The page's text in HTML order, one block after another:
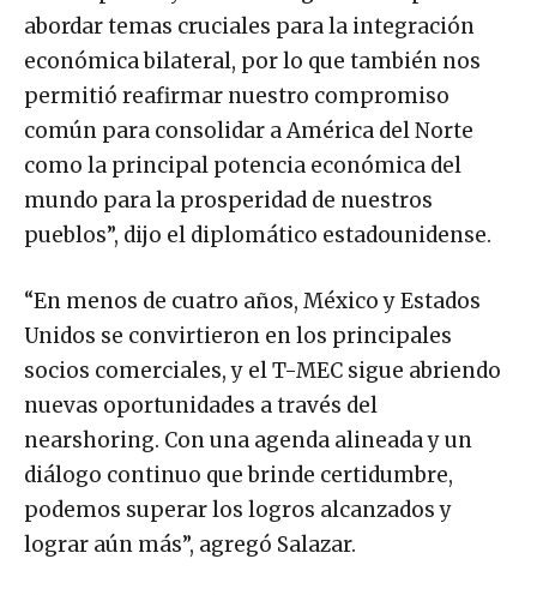
abordar temas cruciales para la integración
económica bilateral, por lo que también nos
permitió reafirmar nuestro compromiso
común para consolidar a América del Norte
como la principal potencia económica del
mundo para la prosperidad de nuestros
pueblos”, dijo el diplomático estadounidense.
“En menos de cuatro años, México y Estados
Unidos se convirtieron en los principales
socios comerciales, y el T-MEC sigue abriendo
nuevas oportunidades a través del
nearshoring. Con una agenda alineada y un
diálogo continuo que brinde certidumbre,
podemos superar los logros alcanzados y
lograr aún más”, agregó Salazar.